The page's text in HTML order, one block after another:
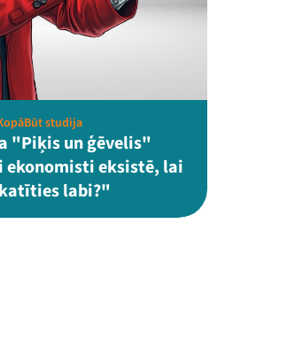
studija
"Piķis un ģēvelis"
eksistē, lai
labi?"